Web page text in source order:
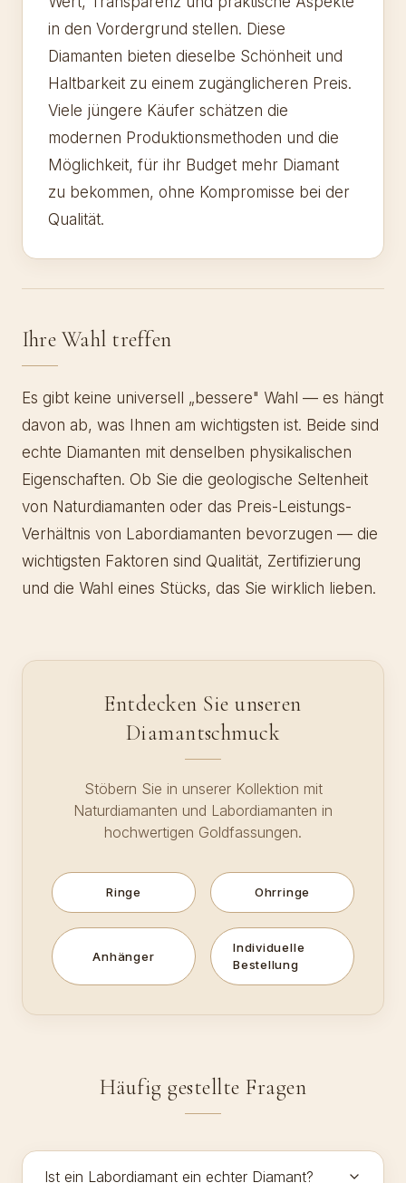
in den Vordergrund stellen. Diese
Diamanten bieten dieselbe Schönheit und
Haltbarkeit zu einem zugänglicheren Preis.
Viele jüngere Käufer schätzen die
modernen Produktionsmethoden und die
Möglichkeit, für ihr Budget mehr Diamant
zu bekommen, ohne Kompromisse bei der
Qualität.
Ihre Wahl treffen
Es gibt keine universell „bessere" Wahl — es hängt
davon ab, was Ihnen am wichtigsten ist. Beide sind
echte Diamanten mit denselben physikalischen
Eigenschaften. Ob Sie die geologische Seltenheit
von Naturdiamanten oder das Preis-Leistungs-
Verhältnis von Labordiamanten bevorzugen — die
wichtigsten Faktoren sind Qualität, Zertifizierung
und die Wahl eines Stücks, das Sie wirklich lieben.
Entdecken Sie unseren
Diamantschmuck
Stöbern Sie in unserer Kollektion mit
Naturdiamanten und Labordiamanten in
hochwertigen Goldfassungen.
Ringe Ohrringe
Anhänger
Individuelle
Bestellung
Häufig gestellte Fragen
Ist ein Labordiamant ein echter Diamant?